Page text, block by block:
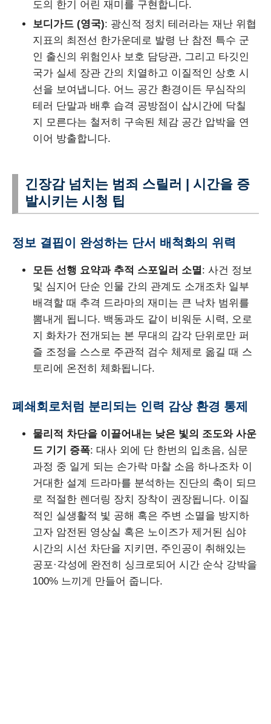
도의 한기 어린 재미를 구현합니다.
보디가드 (영국): 광신적 정치 테러라는 재난 위협
지표의 최전선 한가운데로 발령 난 참전 특수 군
인 출신의 위험인사 보호 담당관, 그리고 타깃인
국가 실세 장관 간의 치열하고 이질적인 상호 시
선을 보여냅니다. 어느 공간 환경이든 무심작의
테러 단말과 배후 습격 공방점이 삽시간에 닥칠
지 모른다는 철저히 구속된 체감 공간 압박을 연
이어 방출합니다.
긴장감 넘치는 범죄 스릴러 | 시간을 증
발시키는 시청 팁
정보 결핍이 완성하는 단서 배척화의 위력
모든 선행 요약과 추적 스포일러 소멸 : 사건 정보
및 심지어 단순 인물 간의 관계도 소개조차 일부
배격할 때 추격 드라마의 재미는 큰 낙차 범위를
뽐내게 됩니다. 백동과도 같이 비워둔 시력, 오로
지 화차가 전개되는 본 무대의 감각 단위로만 퍼
즐 조정을 스스로 주관적 검수 체제로 옮길 때 스
토리에 온전히 체화됩니다.
폐쇄회로처럼 분리되는 인력 감상 환경 통제
물리적 차단을 이끌어내는 낮은 빛의 조도와 사운
드 기기 증폭: 대사 외에 단 한번의 입초음, 심문
과정 중 일게 되는 손가락 마찰 소음 하나조차 이
거대한 설계 드라마를 분석하는 진단의 축이 되므
로 적절한 렌더링 장치 장착이 권장됩니다. 이질
적인 실생활적 빛 공해 혹은 주변 소멸을 방지하
고자 암전된 영상실 혹은 노이즈가 제거된 심야
시간의 시선 차단을 지키면, 주인공이 취해있는
공포·각성에 완전히 싱크로되어 시간 순삭 강박을
100% 느끼게 만들어 줍니다.